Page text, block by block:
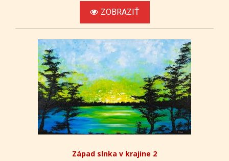
ZOBRAZIŤ
Západ slnka v krajine 2